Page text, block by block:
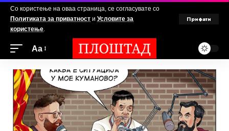
Со користење на оваа страница, се согласувате со
Политиката за приватност и Условите за
користење.
Прифати
Аа